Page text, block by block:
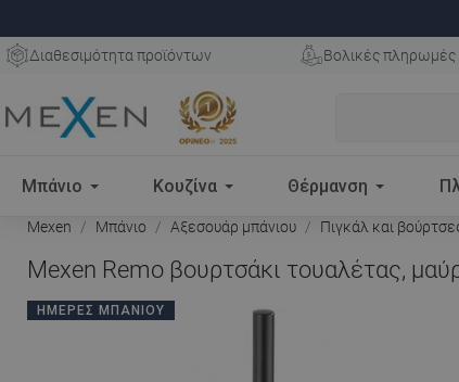
Διαθεσιμότητα προϊόντων Βολικές πληρωμές
Μπάνιο Κουζίνα Θέρμανση
Mexen Μπάνιο Αξεσουάρ μπάνιου Πιγκάλ και
Mexen Remo βουρτσάκι τουαλέτας,
ΗΜΈΡΕΣ ΜΠΆΝΙΟΥ